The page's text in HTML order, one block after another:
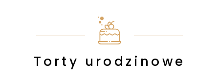
Torty urodzinowe